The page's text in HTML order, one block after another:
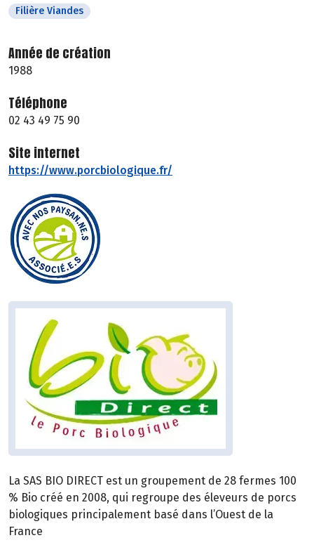
Filière Viandes
Année de création
1988
Téléphone
02 43 49 75 90
Site internet
https://www.porcbiologique.fr/
La SAS BIO DIRECT est un groupement de 28 fermes 100
% Bio créé en 2008, qui regroupe des éleveurs de porcs
biologiques principalement basé dans l’Ouest de la
France